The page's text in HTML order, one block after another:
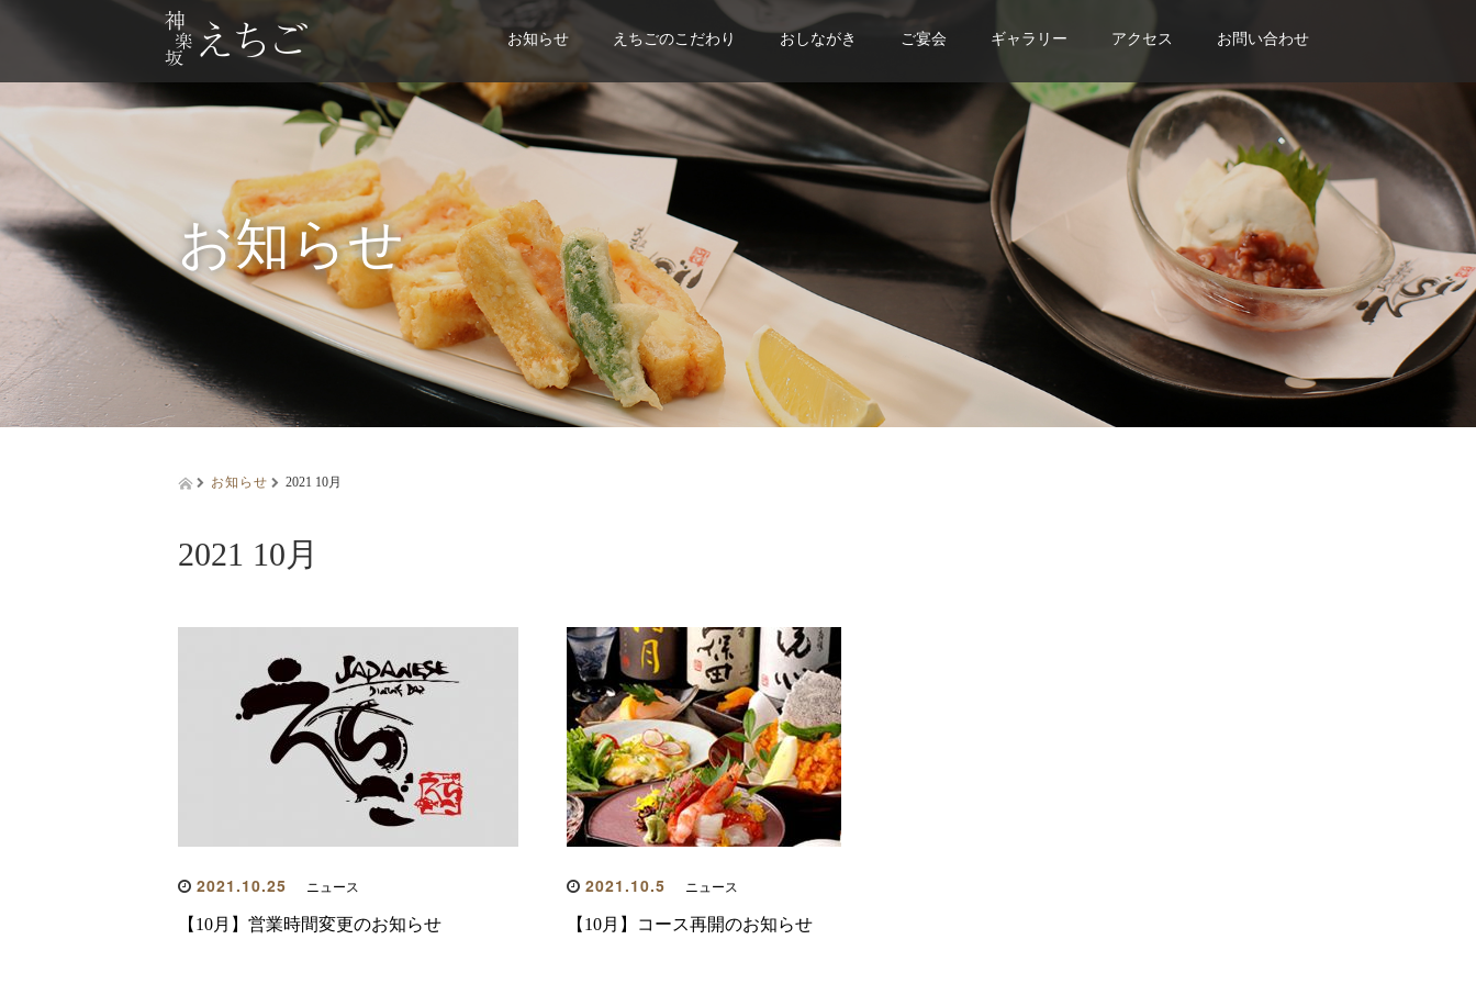
お知らせ えちごのこだわり おしながき ご宴会 ギャラリー アクセス お問い合わせ
お知らせ
お知らせ 2021 10月
2021 10月
2021.10.25 ニュース
【10月】営業時間変更のお知らせ
2021.10.5 ニュース
【10月】コース再開のお知らせ